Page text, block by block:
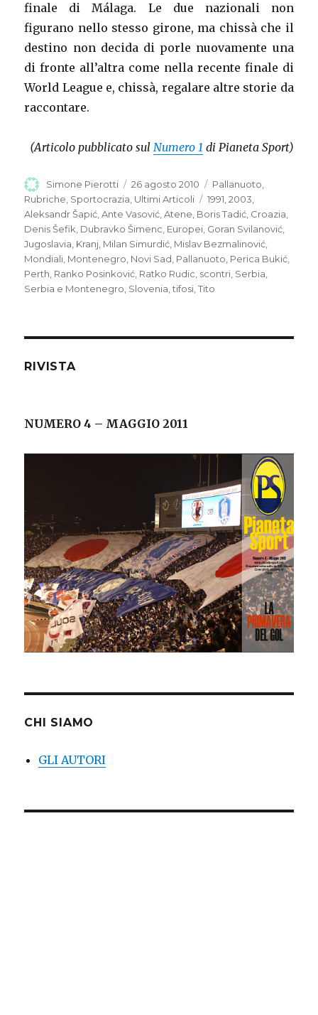
finale di Málaga. Le due nazionali non
figurano nello stesso girone, ma chissà che il
destino non decida di porle nuovamente una
di fronte all’altra come nella recente finale di
World League e, chissà, regalare altre storie da
raccontare.
(Articolo pubblicato sul Numero 1 di Pianeta Sport)
Autore
Simone Pierotti
Pubblicato
il
26 agosto 2010 Categorie
Pallanuoto
Rubriche Sportocrazia Ultimi Articoli Tag
1991 ,2003
Aleksandr Šapić ,Ante Vasović ,Atene Boris Tadić Croazia
Denis Šefik Dubravko Šimenc Europei Goran Svilanović
Jugoslavia Kranj Milan Simurdić Mislav Bezmalinović
Mondiali Montenegro Novi Sad Pallanuoto Perica Bukić
Perth Ranko Posinković Ratko Rudic scontri Serbia
Serbia e Montenegro Slovenia ,tifosi ,Tito
RIVISTA
NUMERO 4 – MAGGIO 2011
CHI SIAMO
GLI AUTORI